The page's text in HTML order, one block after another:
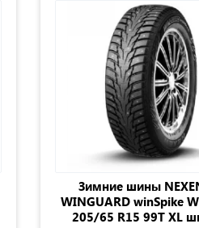
Зимние шины
WINGUARD winSpike
205/65 R15 99T XL